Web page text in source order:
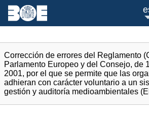
Corrección de errores del Reglamento
Parlamento Europeo y del Consejo, de
2001, por el que se permite que las
adhieran con carácter voluntario a un
gestión y auditoría medioambientales